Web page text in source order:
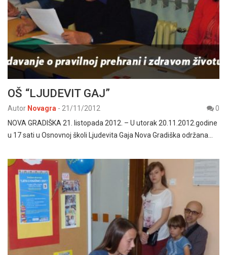
OŠ “LJUDEVIT GAJ”
Autor Novagra - 21/11/2012
0
NOVA GRADIŠKA 21. listopada 2012. – U utorak 20.11.2012.godine
u 17 sati u Osnovnoj školi Ljudevita Gaja Nova Gradiška održana…